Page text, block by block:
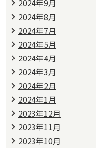
2024年9月
2024年8月
2024年7月
2024年5月
2024年4月
2024年3月
2024年2月
2024年1月
2023年12月
2023年11月
2023年10月